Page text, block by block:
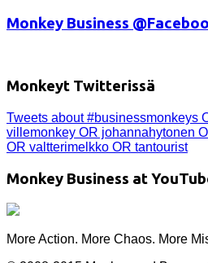
Monkey Business
Monkeyt Twitterissä
Tweets about #businessmonkeys
villemonkey OR johannahytonen
OR valtterimelkko OR tantourist
Monkey Business at
More Action. More Chaos. More